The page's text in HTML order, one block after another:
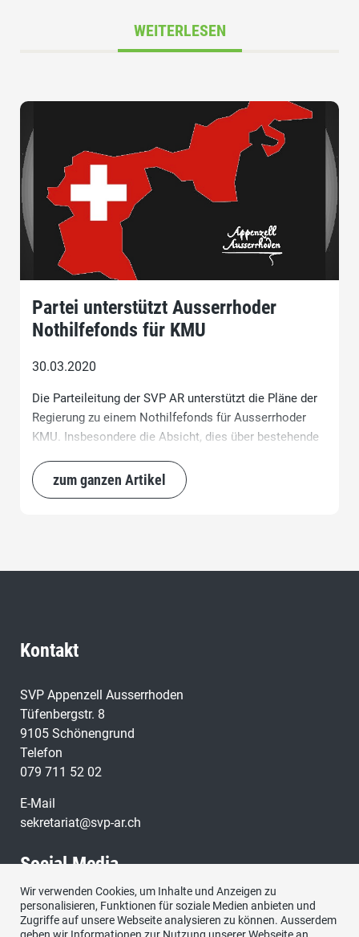
WEITERLESEN
Partei unterstützt Ausserrhoder
Nothilfefonds für KMU
30.03.2020
Die Parteileitung der SVP AR unterstützt die Pläne der
Regierung zu einem Nothilfefonds für Ausserrhoder
KMU. Insbesondere die Absicht, dies über bestehende
umsetzt) wird entsprechend begrüsst.
zum ganzen Artikel
Kontakt
SVP Appenzell Ausserrhoden
Tüfenbergstr. 8
9105 Schönengrund
Telefon
079 711 52 02
E-Mail
sekretariat@svp-ar.ch
Social Media
Wir verwenden Cookies, um Inhalte und Anzeigen zu
personalisieren, Funktionen für soziale Medien anbieten und
Zugriffe auf unsere Webseite analysieren zu können. Ausserdem